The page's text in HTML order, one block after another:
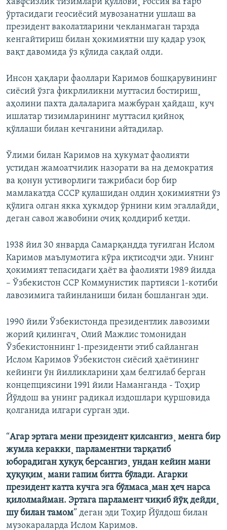
ўртасидаги геосиëсий мувозанатни ушлаш ва
президент ваколатларини чекланмаган тарзда
кенгайтириш билан ҳокимиятни шу қадар узоқ
вақт давомида ўз қўлида сақлай олди.
Инсон ҳақлари фаоллари Каримов бошқарувининг
сиëсий ўзга фикрлиликни муттасил бостириш¸
аҳолини пахта далаларига мажбуран ҳайдаш¸ куч
ишлатар тизимларининг муттасил қийноқ
қўллаши билан кечганини айтадилар.
Ўлими билан Каримов на ҳукумат фаолияти
устидан жамоатчилик назорати ва на демократия
ва қонун устиворлиги тажрибаси бор бир
мамлакатда СССР қулашидан олдин ҳокимиятни ўз
қўлига олган якка ҳукмдор ўрнини ким эгаллайди¸
деган савол жавобини очиқ қолдириб кетди.
1938 йил 30 январда Самарқандда туғилган Ислом
Каримов маълумотига кўра иқтисодчи эди. Унинг
ҳокимият тепасидаги ҳаëт ва фаолияти 1989 йилда
– Ўзбекистон ССР Коммунистик партияси 1-котиби
лавозимига тайинланиши билан бошланган эди.
1990 йили Ўзбекистонда президентлик лавозими
жорий қилингач¸ Олий Мажлис томонидан
Ўзбекистоннинг 1-президенти этиб сайланган
Ислом Каримов Ўзбекистон сиëсий ҳаëтининг
кейинги ўн йилликларини ҳам белгилаб берган
концепциясини 1991 йили Наманганда - Тоҳир
Йўлдош ва унинг радикал издошлари қуршовида
қолганида илгари сурган эди.
“Агар эртага мени президент қилсангиз¸ менга бир
жумла керакки¸ парламентни тарқатиб
юборадиган ҳуқуқ берсангиз¸ ундан кейин мани
ҳуқуқим¸ мани гапим битта бўлади. Агарки
президент катта кучга эга бўлмаса¸ман ҳеч нарса
қилолмайман. Эртага парламент чиқиб йўқ дейди¸
шу билан тамом” деган эди Тоҳир Йўлдош билан
музокараларда Ислом Каримов.